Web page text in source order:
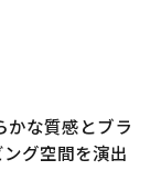
かな質感とブラ
グ空間を演出